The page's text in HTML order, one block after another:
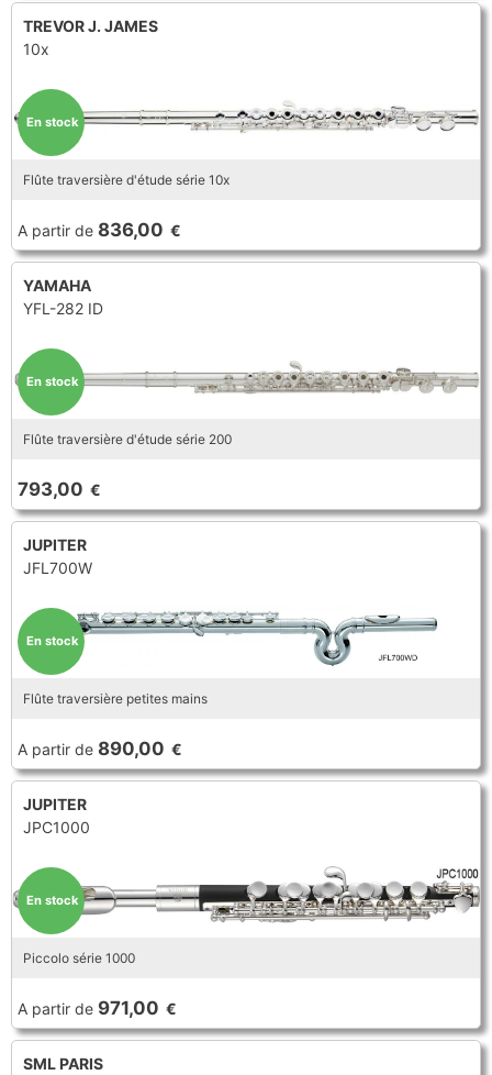
TREVOR J. JAMES
10x
Flûte traversière d'étude série 10x
A partir de 836,00 €
En stock
YAMAHA
YFL-282 ID
Flûte traversière d'étude série 200
793,00 €
En stock
JUPITER
JFL700W
Flûte traversière petites mains
A partir de 890,00 €
En stock
JUPITER
JPC1000
Piccolo série 1000
A partir de 971,00 €
En stock
SML PARIS